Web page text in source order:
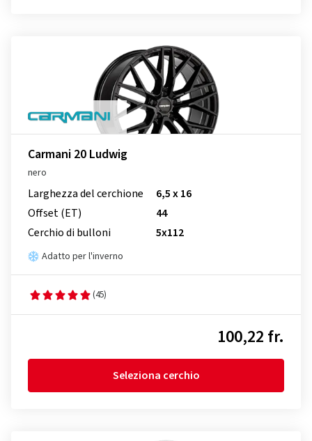
Carmani 20 Ludwig
nero
Larghezza del cerchione
6,5 x 16
Offset (ET)
44
Cerchio di bulloni
5x112
Adatto per l'inverno
(45)
100,22 fr.
Seleziona cerchio